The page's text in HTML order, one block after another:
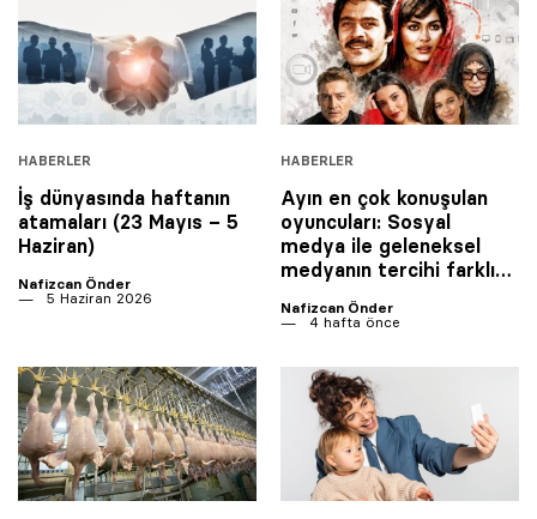
HABERLER
İş dünyasında haftanın
atamaları (23 Mayıs – 5
Haziran)
Nafizcan Önder
5 Haziran 2026
HABERLER
Ayın en çok konuşulan
oyuncuları: Sosyal
medya ile geleneksel
medyanın tercihi farklı…
Nafizcan Önder
4 hafta önce